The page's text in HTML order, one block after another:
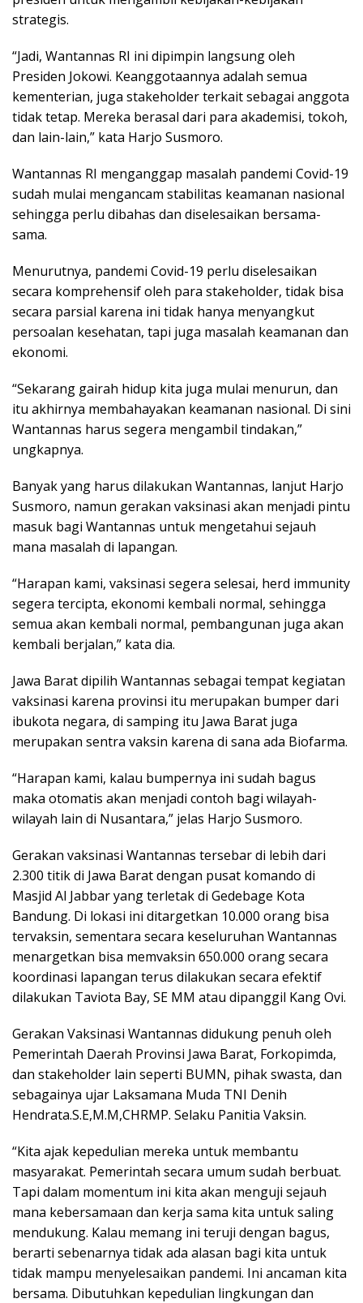
strategis.
“Jadi, Wantannas RI ini dipimpin langsung oleh
Presiden Jokowi. Keanggotaannya adalah semua
kementerian, juga stakeholder terkait sebagai anggota
tidak tetap. Mereka berasal dari para akademisi, tokoh,
dan lain-lain,” kata Harjo Susmoro.
Wantannas RI menganggap masalah pandemi Covid-19
sudah mulai mengancam stabilitas keamanan nasional
sehingga perlu dibahas dan diselesaikan bersama-
sama.
Menurutnya, pandemi Covid-19 perlu diselesaikan
secara komprehensif oleh para stakeholder, tidak bisa
secara parsial karena ini tidak hanya menyangkut
persoalan kesehatan, tapi juga masalah keamanan dan
ekonomi.
“Sekarang gairah hidup kita juga mulai menurun, dan
itu akhirnya membahayakan keamanan nasional. Di sini
Wantannas harus segera mengambil tindakan,”
ungkapnya.
Banyak yang harus dilakukan Wantannas, lanjut Harjo
Susmoro, namun gerakan vaksinasi akan menjadi pintu
masuk bagi Wantannas untuk mengetahui sejauh
mana masalah di lapangan.
“Harapan kami, vaksinasi segera selesai, herd immunity
segera tercipta, ekonomi kembali normal, sehingga
semua akan kembali normal, pembangunan juga akan
kembali berjalan,” kata dia.
Jawa Barat dipilih Wantannas sebagai tempat kegiatan
vaksinasi karena provinsi itu merupakan bumper dari
ibukota negara, di samping itu Jawa Barat juga
merupakan sentra vaksin karena di sana ada Biofarma.
“Harapan kami, kalau bumpernya ini sudah bagus
maka otomatis akan menjadi contoh bagi wilayah-
wilayah lain di Nusantara,” jelas Harjo Susmoro.
Gerakan vaksinasi Wantannas tersebar di lebih dari
2.300 titik di Jawa Barat dengan pusat komando di
Masjid Al Jabbar yang terletak di Gedebage Kota
Bandung. Di lokasi ini ditargetkan 10.000 orang bisa
tervaksin, sementara secara keseluruhan Wantannas
menargetkan bisa memvaksin 650.000 orang secara
koordinasi lapangan terus dilakukan secara efektif
dilakukan Taviota Bay, SE MM atau dipanggil Kang Ovi.
Gerakan Vaksinasi Wantannas didukung penuh oleh
Pemerintah Daerah Provinsi Jawa Barat, Forkopimda,
dan stakeholder lain seperti BUMN, pihak swasta, dan
sebagainya ujar Laksamana Muda TNI Denih
Hendrata.S.E,M.M,CHRMP. Selaku Panitia Vaksin.
“Kita ajak kepedulian mereka untuk membantu
masyarakat. Pemerintah secara umum sudah berbuat.
Tapi dalam momentum ini kita akan menguji sejauh
mana kebersamaan dan kerja sama kita untuk saling
mendukung. Kalau memang ini teruji dengan bagus,
berarti sebenarnya tidak ada alasan bagi kita untuk
tidak mampu menyelesaikan pandemi. Ini ancaman kita
bersama. Dibutuhkan kepedulian lingkungan dan